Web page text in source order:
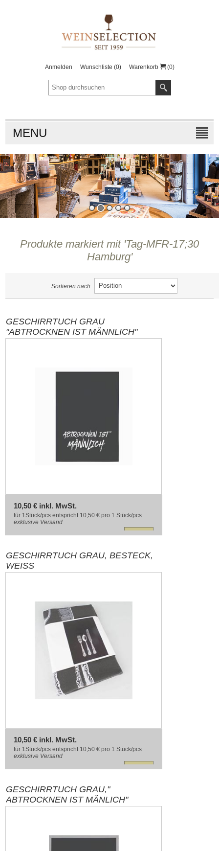
Anmelden Wunschliste (0) Warenkorb (0)
MENU
Produkte markiert mit 'Tag-MFR-17;30
Hamburg'
Sortieren nach
GESCHIRRTUCH GRAU
"ABTROCKNEN IST MÄNNLICH"
10,50 € inkl. MwSt.
für 1Stück/pcs entspricht 10,50 € pro 1 Stück/pcs
exklusive Versand
GESCHIRRTUCH GRAU, BESTECK,
WEISS
10,50 € inkl. MwSt.
für 1Stück/pcs entspricht 10,50 € pro 1 Stück/pcs
exklusive Versand
GESCHIRRTUCH GRAU,"
ABTROCKNEN IST MÄNLICH"